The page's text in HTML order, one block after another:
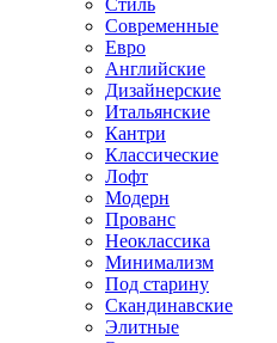
Стиль
Современные
Евро
Английские
Дизайнерские
Итальянские
Кантри
Классические
Лофт
Модерн
Прованс
Неоклассика
Минимализм
Под старину
Скандинавские
Элитные